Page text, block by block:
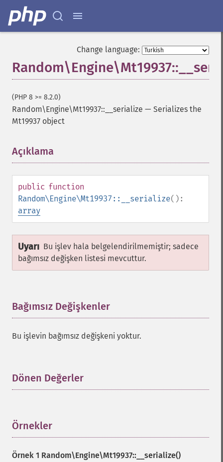
Change language:
(PHP 8 >= 8.2.0)
Random\Engine\Mt19937::__serialize — Serializes the
Mt19937 object
Açıklama
public function
Random\Engine\Mt19937::__serialize():
array
Uyarı Bu işlev hala belgelendirilmemiştir; sadece
bağımsız değişken listesi mevcuttur.
Bağımsız Değişkenler
Bu işlevin bağımsız değişkeni yoktur.
Dönen Değerler
Örnekler
Örnek 1 Random\Engine\Mt19937::__serialize()